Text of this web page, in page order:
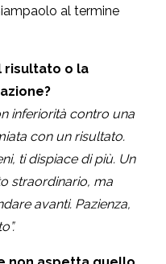
al termine
risultato o la
inferiorità contro una
con un risultato.
ti dispiace di più. Un
straordinario, ma
avanti. Pazienza,